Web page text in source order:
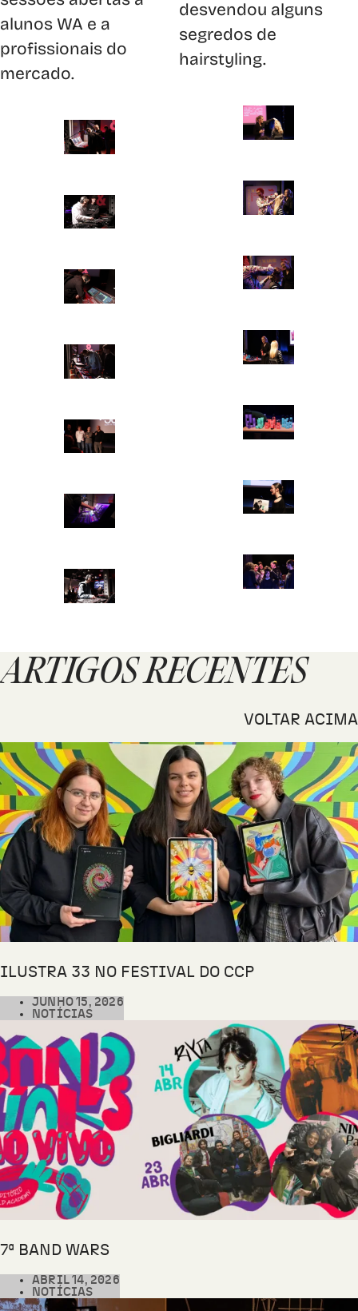
alunos WA e a
profissionais do
mercado.
desvendou alguns
segredos de
hairstyling.
ARTIGOS RECENTES
VOLTAR ACIMA
ILUSTRA 33 NO FESTIVAL DO CCP
JUNHO 15, 2026
NOTÍCIAS
7ª BAND WARS
ABRIL 14, 2026
NOTÍCIAS